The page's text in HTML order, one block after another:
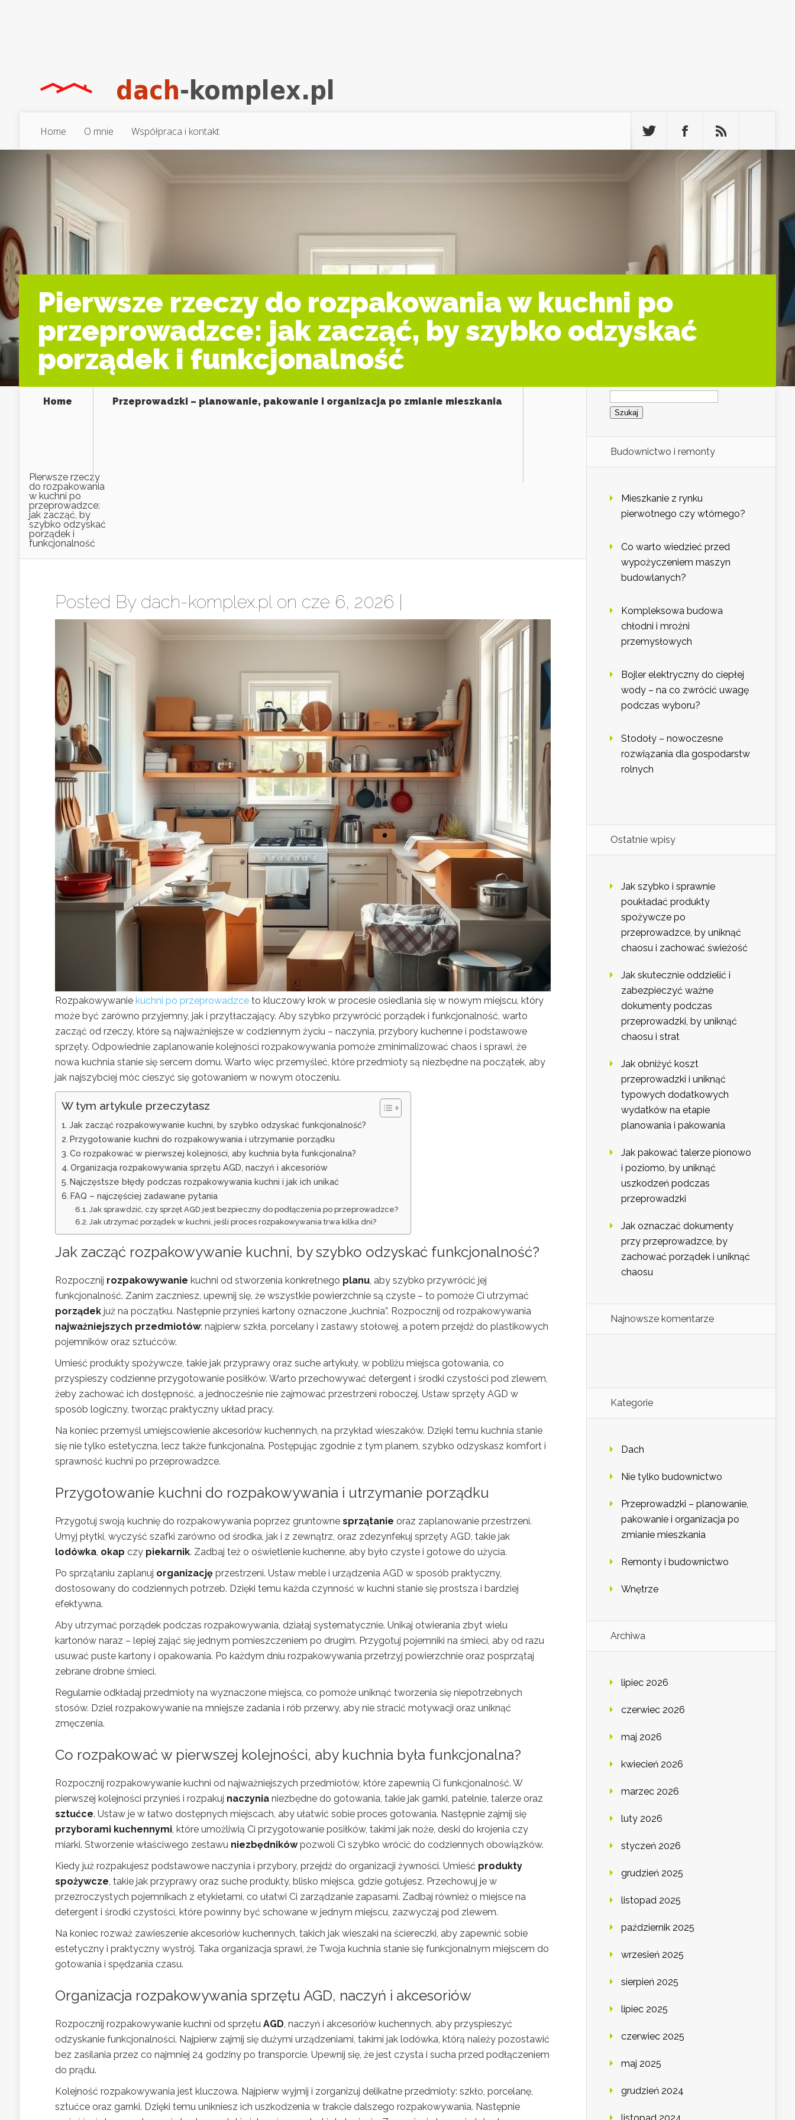
Home O mnie Współpraca i kontakt
Pierwsze rzeczy do rozpakowania w kuchni po
przeprowadzce: jak zacząć, by szybko odzyskać
porządek i funkcjonalność
Home Przeprowadzki – planowanie, pakowanie i organizacja po zmianie mieszkania
Pierwsze rzeczy
do rozpakowania
w kuchni po
przeprowadzce:
jak zacząć, by
szybko odzyskać
porządek i
funkcjonalność
Posted By dach-komplex.plon cze 6, 2026 |
Rozpakowywanie kuchni po przeprowadzce to kluczowy krok w procesie osiedlania się w nowym miejscu, który
może być zarówno przyjemny, jak i przytłaczający. Aby szybko przywrócić porządek i funkcjonalność, warto
zacząć od rzeczy, które są najważniejsze w codziennym życiu – naczynia, przybory kuchenne i podstawowe
sprzęty. Odpowiednie zaplanowanie kolejności rozpakowywania pomoże zminimalizować chaos i sprawi, że
nowa kuchnia stanie się sercem domu. Warto więc przemyśleć, które przedmioty są niezbędne na początek, aby
jak najszybciej móc cieszyć się gotowaniem w nowym otoczeniu.
W tym artykule przeczytasz
Jak zacząć rozpakowywanie kuchni, by szybko odzyskać funkcjonalność?
Przygotowanie kuchni do rozpakowywania i utrzymanie porządku
Co rozpakować w pierwszej kolejności, aby kuchnia była funkcjonalna?
Organizacja rozpakowywania sprzętu AGD, naczyń i akcesoriów
Najczęstsze błędy podczas rozpakowywania kuchni i jak ich unikać
FAQ – najczęściej zadawane pytania
Jak sprawdzić, czy sprzęt AGD jest bezpieczny do podłączenia po przeprowadzce?
Jak utrzymać porządek w kuchni, jeśli proces rozpakowywania trwa kilka dni?
Jak zacząć rozpakowywanie kuchni, by szybko odzyskać funkcjonalność?
Rozpocznij rozpakowywanie kuchni od stworzenia konkretnego planu , aby szybko przywrócić jej
funkcjonalność. Zanim zaczniesz, upewnij się, że wszystkie powierzchnie są czyste – to pomoże Ci utrzymać
porządek już na początku. Następnie przynieś kartony oznaczone „kuchnia”. Rozpocznij od rozpakowywania
najważniejszych przedmiotów: najpierw szkła, porcelany i zastawy stołowej, a potem przejdź do plastikowych
pojemników oraz sztućców.
Umieść produkty spożywcze, takie jak przyprawy oraz suche artykuły, w pobliżu miejsca gotowania, co
przyspieszy codzienne przygotowanie posiłków. Warto przechowywać detergent i środki czystości pod zlewem,
żeby zachować ich dostępność, a jednocześnie nie zajmować przestrzeni roboczej. Ustaw sprzęty AGD w
sposób logiczny, tworząc praktyczny układ pracy.
Na koniec przemyśl umiejscowienie akcesoriów kuchennych, na przykład wieszaków. Dzięki temu kuchnia stanie
się nie tylko estetyczna, lecz także funkcjonalna. Postępując zgodnie z tym planem, szybko odzyskasz komfort i
sprawność kuchni po przeprowadzce.
Przygotowanie kuchni do rozpakowywania i utrzymanie porządku
Przygotuj swoją kuchnię do rozpakowywania poprzez gruntowne sprzątanie oraz zaplanowanie przestrzeni.
Umyj płytki, wyczyść szafki zarówno od środka, jak i z zewnątrz, oraz zdezynfekuj sprzęty AGD, takie jak
lodówka okap czy piekarnik. Zadbaj też o oświetlenie kuchenne, aby było czyste i gotowe do użycia.
Po sprzątaniu zaplanuj organizację przestrzeni. Ustaw meble i urządzenia AGD w sposób praktyczny,
dostosowany do codziennych potrzeb. Dzięki temu każda czynność w kuchni stanie się prostsza i bardziej
efektywna.
Aby utrzymać porządek podczas rozpakowywania, działaj systematycznie. Unikaj otwierania zbyt wielu
kartonów naraz – lepiej zająć się jednym pomieszczeniem po drugim. Przygotuj pojemniki na śmieci, aby od razu
usuwać puste kartony i opakowania. Po każdym dniu rozpakowywania przetrzyj powierzchnie oraz posprzątaj
zebrane drobne śmieci.
Regularnie odkładaj przedmioty na wyznaczone miejsca, co pomoże uniknąć tworzenia się niepotrzebnych
stosów. Dziel rozpakowywanie na mniejsze zadania i rób przerwy, aby nie stracić motywacji oraz uniknąć
zmęczenia.
Co rozpakować w pierwszej kolejności, aby kuchnia była funkcjonalna?
Rozpocznij rozpakowywanie kuchni od najważniejszych przedmiotów, które zapewnią Ci funkcjonalność. W
pierwszej kolejności przynieś i rozpakuj naczynia niezbędne do gotowania, takie jak garnki, patelnie, talerze oraz
sztućce. Ustaw je w łatwo dostępnych miejscach, aby ułatwić sobie proces gotowania. Następnie zajmij się
przyborami kuchennymi , które umożliwią Ci przygotowanie posiłków, takimi jak noże, deski do krojenia czy
miarki. Stworzenie właściwego zestawu niezbędnikówpozwoli Ci szybko wrócić do codziennych obowiązków.
Kiedy już rozpakujesz podstawowe naczynia i przybory, przejdź do organizacji żywności. Umieść produkty
spożywcze , takie jak przyprawy oraz suche produkty, blisko miejsca, gdzie gotujesz. Przechowuj je w
przezroczystych pojemnikach z etykietami, co ułatwi Ci zarządzanie zapasami. Zadbaj również o miejsce na
detergent i środki czystości, które powinny być schowane w jednym miejscu, zazwyczaj pod zlewem.
Na koniec rozważ zawieszenie akcesoriów kuchennych, takich jak wieszaki na ściereczki, aby zapewnić sobie
estetyczny i praktyczny wystrój. Taka organizacja sprawi, że Twoja kuchnia stanie się funkcjonalnym miejscem do
gotowania i spędzania czasu.
Organizacja rozpakowywania sprzętu AGD, naczyń i akcesoriów
Rozpocznij rozpakowywanie kuchni od sprzętu AGD , naczyń i akcesoriów kuchennych, aby przyspieszyć
odzyskanie funkcjonalności. Najpierw zajmij się dużymi urządzeniami, takimi jak lodówka, którą należy pozostawić
bez zasilania przez co najmniej 24 godziny po transporcie. Upewnij się, że jest czysta i sucha przed podłączeniem
do prądu.
Kolejność rozpakowywania jest kluczowa. Najpierw wyjmij i zorganizuj delikatne przedmioty: szkło, porcelanę,
sztućce oraz garnki. Dzięki temu unikniesz ich uszkodzenia w trakcie dalszego rozpakowywania. Następnie
Szukaj:
Budownictwo i remonty
Mieszkanie z rynku
pierwotnego czy wtórnego?
Co warto wiedzieć przed
wypożyczeniem maszyn
budowlanych?
Kompleksowa budowa
chłodni i mroźni
przemysłowych
Bojler elektryczny do ciepłej
wody – na co zwrócić uwagę
podczas wyboru?
Stodoły – nowoczesne
rozwiązania dla gospodarstw
rolnych
Ostatnie wpisy
Jak szybko i sprawnie
poukładać produkty
spożywcze po
przeprowadzce, by uniknąć
chaosu i zachować świeżość
Jak skutecznie oddzielić i
zabezpieczyć ważne
dokumenty podczas
przeprowadzki, by uniknąć
chaosu i strat
Jak obniżyć koszt
przeprowadzki i uniknąć
typowych dodatkowych
wydatków na etapie
planowania i pakowania
Jak pakować talerze pionowo
i poziomo, by uniknąć
uszkodzeń podczas
przeprowadzki
Jak oznaczać dokumenty
przy przeprowadzce, by
zachować porządek i uniknąć
chaosu
Najnowsze komentarze
Kategorie
Dach
Nie tylko budownictwo
Przeprowadzki – planowanie,
pakowanie i organizacja po
zmianie mieszkania
Remonty i budownictwo
Wnętrze
Archiwa
lipiec 2026
czerwiec 2026
maj 2026
kwiecień 2026
marzec 2026
luty 2026
styczeń 2026
grudzień 2025
listopad 2025
październik 2025
wrzesień 2025
sierpień 2025
lipiec 2025
czerwiec 2025
maj 2025
grudzień 2024